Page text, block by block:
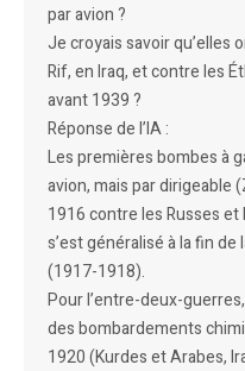
par avion ?
Je croyais savoir qu’elles
Rif, en Iraq, et contre les
avant 1939 ?
Réponse de l’IA :
Les premières bombes à
avion, mais par dirigeable
1916 contre les Russes et
s’est généralisé à la fin
(1917-1918).
Pour l’entre-deux-
des bombardements
1920 (Kurdes et Arabes,